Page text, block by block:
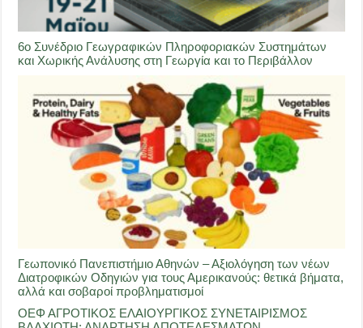
6ο Συνέδριο Γεωγραφικών Πληροφοριακών Συστημάτων
και Χωρικής Ανάλυσης στη Γεωργία και το Περιβάλλον
Γεωπονικό Πανεπιστήμιο Αθηνών – Αξιολόγηση των νέων
Διατροφικών Οδηγιών για τους Αμερικανούς: θετικά βήματα,
αλλά και σοβαροί προβληματισμοί
ΟΕΦ ΑΓΡΟΤΙΚΟΣ ΕΛΑΙΟΥΡΓΙΚΟΣ ΣΥΝΕΤΑΙΡΙΣΜΟΣ